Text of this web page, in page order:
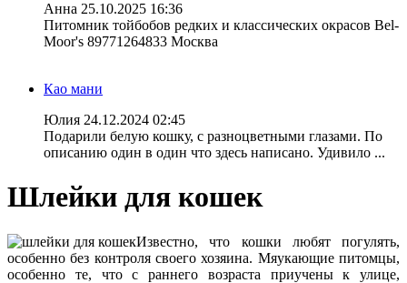
Анна 25.10.2025 16:36
Питомник тойбобов редких и классических окрасов Bel-
Moor's 89771264833 Москва
Као мани
Юлия 24.12.2024 02:45
Подарили белую кошку, с разноцветными глазами. По
описанию один в один что здесь написано. Удивило ...
Шлейки для кошек
Известно, что кошки любят погулять,
особенно без контроля своего хозяина. Мяукающие питомцы,
особенно те, что с раннего возраста приучены к улице,